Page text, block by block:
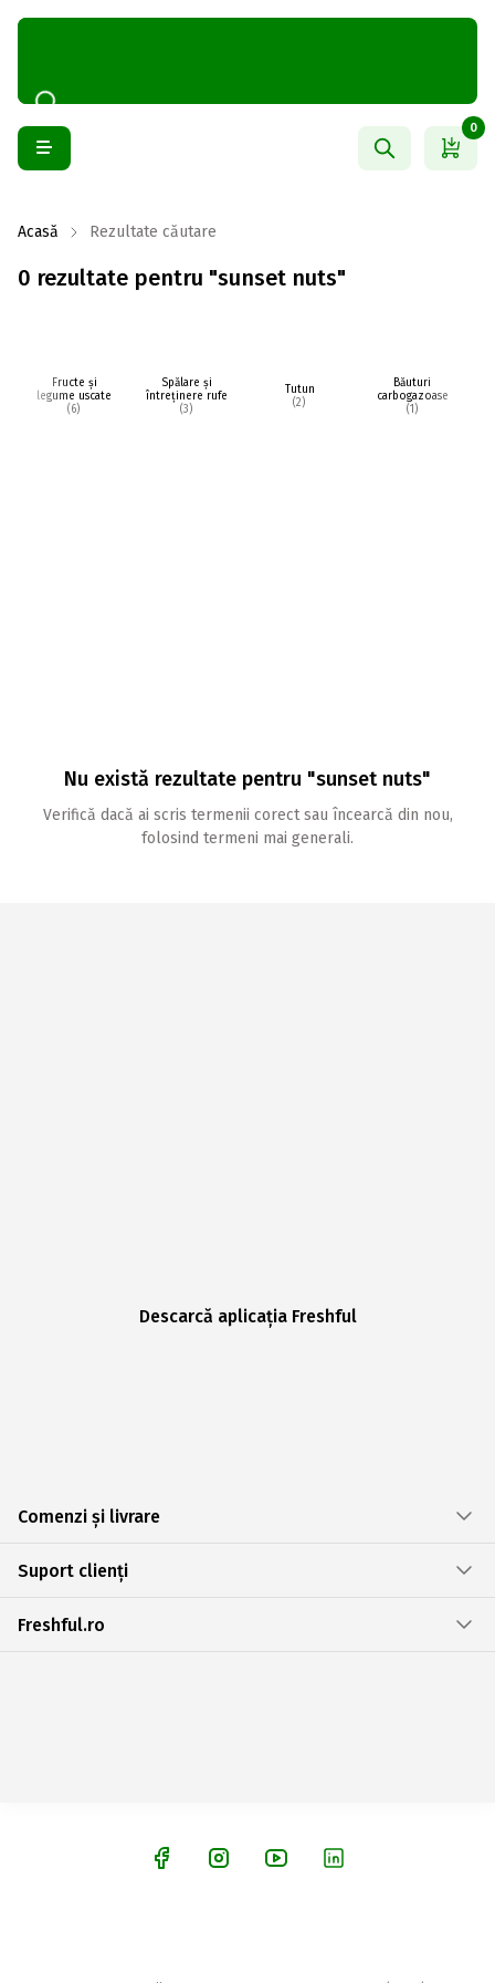
0
Acasă Rezultate căutare
0 rezultate pentru "sunset nuts"
Fructe și
legume uscate
(6)
Spălare și
întreținere rufe
(3)
Tutun
(2)
Băuturi
carbogazoase
(1)
Nu există rezultate pentru "sunset nuts"
Verifică dacă ai scris termenii corect sau încearcă din nou,
folosind termeni mai generali.
Descarcă aplicația Freshful
Comenzi și livrare
Suport clienți
Freshful.ro